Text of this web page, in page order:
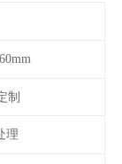
制
理